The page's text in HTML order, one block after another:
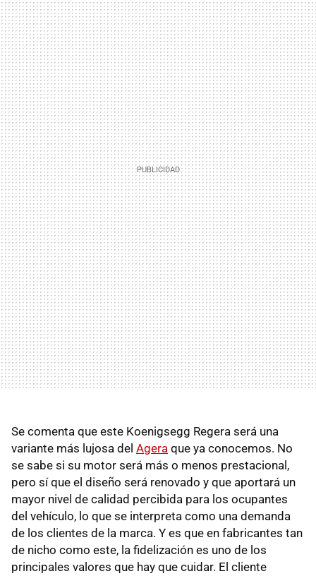
Se comenta que este Koenigsegg Regera será una
variante más lujosa del Agera que ya conocemos. No
se sabe si su motor será más o menos prestacional,
pero sí que el diseño será renovado y que aportará un
mayor nivel de calidad percibida para los ocupantes
del vehículo, lo que se interpreta como una demanda
de los clientes de la marca. Y es que en fabricantes tan
de nicho como este, la fidelización es uno de los
principales valores que hay que cuidar. El cliente